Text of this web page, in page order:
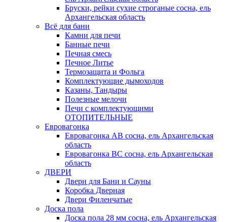
Бруски, рейки сухие строганые сосна, ель
Архангельская область
Всё для бани
Камни для печи
Банные печи
Печная смесь
Печное Литье
Термозащита и Фольга
Комплектующие дымоходов
Казаны, Тандыры
Полезные мелочи
Печи с комплектующими
ОТОПИТЕЛЬНЫЕ
Евровагонка
Евровагонка АВ сосна, ель Архангельская
область
Евровагонка ВС сосна, ель Архангельская
область
ДВЕРИ
Двери для Бани и Сауны
Коробка Дверная
Двери Филенчатые
Доска пола
Доска пола 28 мм сосна, ель Архангельская